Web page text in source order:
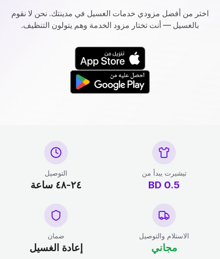
اختر من أفضل مزودي خدمات الغسيل في مدينتك. نحن لا نقوم
بالغسيل — أنت تختار مزود الخدمة وهم يتولون التنظيف.
تيشيرت يبدأ من
0.5
BD
التوصيل
٢٤-٤٨ ساعة
الاستلام والتوصيل
مجاني
ضمان
إعادة الغسيل